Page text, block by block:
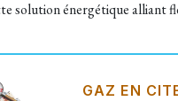
solution énergétique alliant
GAZ EN